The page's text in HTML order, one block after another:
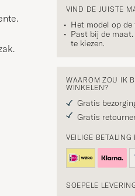
VIND DE JUISTE
Het model op de
Past bij de
te kiezen.
WAAROM ZOU IK
WINKELEN?
Gratis
Gratis
VEILIGE BETALING
SOEPELE